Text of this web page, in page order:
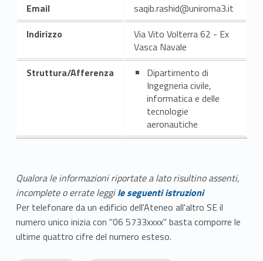
Email
saqib.rashid@uniroma3.it
Indirizzo
Via Vito Volterra 62 - Ex
Vasca Navale
Struttura/Afferenza
Dipartimento di
Ingegneria civile,
informatica e delle
tecnologie
aeronautiche
Qualora le informazioni riportate a lato risultino assenti,
incomplete o errate leggile seguenti istruzioni
Per telefonare da un edificio dell'Ateneo all'altro SE il
numero unico inizia con "06 5733xxxx" basta comporre le
ultime quattro cifre del numero esteso.